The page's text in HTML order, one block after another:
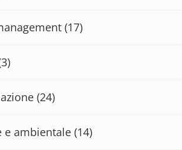
(17)
(24)
e ambientale (14)